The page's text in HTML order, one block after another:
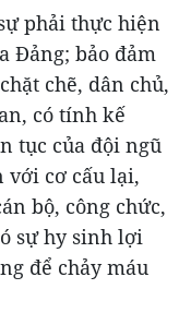
phải thực hiện
Đảng; bảo đảm
chẽ, dân chủ,
có tính kế
tục của đội ngũ
với cơ cấu lại,
bộ, công chức,
sự hy sinh lợi
để chảy máu